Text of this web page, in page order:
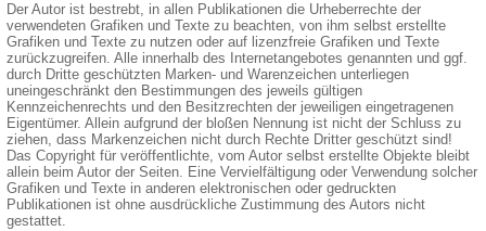
Der Autor ist bestrebt, in allen Publikationen die Urheberrechte der
verwendeten Grafiken und Texte zu beachten, von ihm selbst erstellte
Grafiken und Texte zu nutzen oder auf lizenzfreie Grafiken und Texte
zurückzugreifen. Alle innerhalb des Internetangebotes genannten und ggf.
durch Dritte geschützten Marken- und Warenzeichen unterliegen
uneingeschränkt den Bestimmungen des jeweils gültigen
Kennzeichenrechts und den Besitzrechten der jeweiligen eingetragenen
Eigentümer. Allein aufgrund der bloßen Nennung ist nicht der Schluss zu
ziehen, dass Markenzeichen nicht durch Rechte Dritter geschützt sind!
Das Copyright für veröffentlichte, vom Autor selbst erstellte Objekte bleibt
allein beim Autor der Seiten. Eine Vervielfältigung oder Verwendung solcher
Grafiken und Texte in anderen elektronischen oder gedruckten
Publikationen ist ohne ausdrückliche Zustimmung des Autors nicht
gestattet.